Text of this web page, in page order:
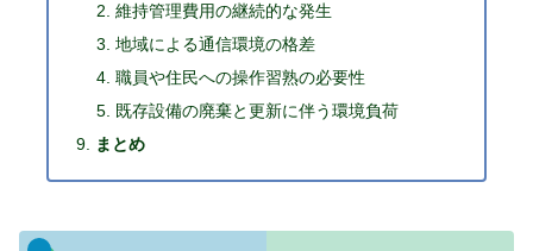
維持管理費用の継続的な発生
地域による通信環境の格差
職員や住民への操作習熟の必要性
既存設備の廃棄と更新に伴う環境負荷
まとめ